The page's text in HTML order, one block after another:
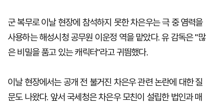
군 복무로 이날 현장에 참석하지 못한 차은우는 극 중 염력을
사용하는 해성시청 공무원 이운정 역을 맡았다. 유 감독은 "많
은 비밀을 품고 있는 캐릭터"라고 귀띔했다.
이날 현장에서는 공개 전 불거진 차은우 관련 논란에 대한 질
문도 나왔다. 앞서 국세청은 차은우 모친이 설립한 법인과 매